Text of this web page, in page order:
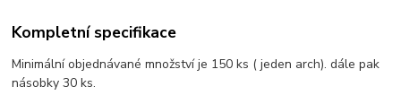
Kompletní specifikace
Minimální objednávané množství je 150 ks ( jeden arch). dále pak
násobky 30 ks.